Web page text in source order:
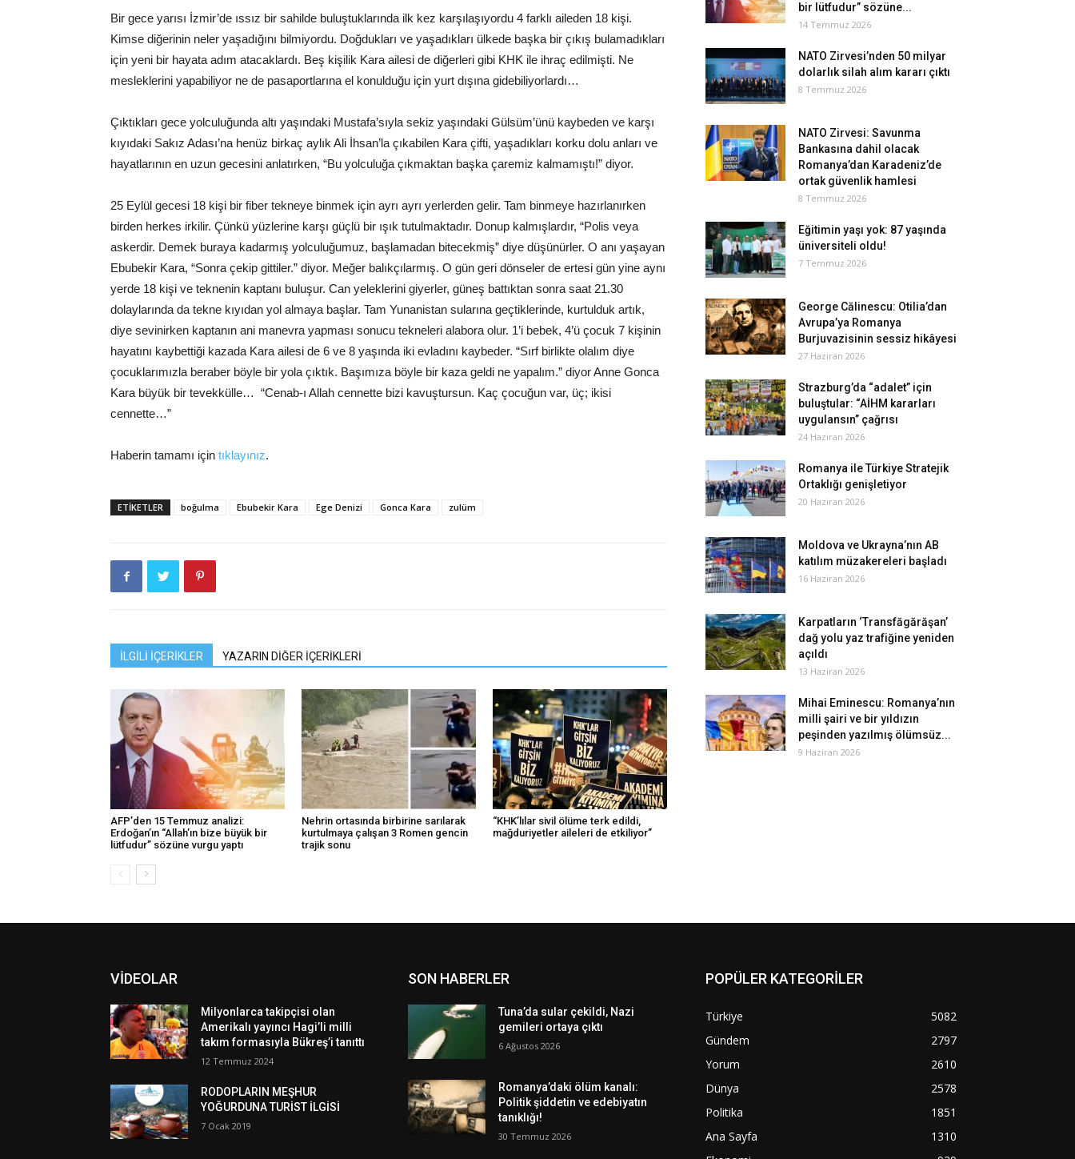
Bir gece yarısı İzmir’de ıssız bir sahilde buluştuklarında ilk kez karşılaşıyordu 4 farklı aileden 18 kişi.
Kimse diğerinin neler yaşadığını bilmiyordu. Doğdukları ve yaşadıkları ülkede başka bir çıkış bulamadıkları
için yeni bir hayata adım atacaklardı. Beş kişilik Kara ailesi de diğerleri gibi KHK ile ihraç edilmişti. Ne
mesleklerini yapabiliyor ne de pasaportlarına el konulduğu için yurt dışına gidebiliyorlardı…
Çıktıkları gece yolculuğunda altı yaşındaki Mustafa’sıyla sekiz yaşındaki Gülsüm’ünü kaybeden ve karşı
kıyıdaki Sakız Adası’na henüz birkaç aylık Ali İhsan’la çıkabilen Kara çifti, yaşadıkları korku dolu anları ve
hayatlarının en uzun gecesini anlatırken, “Bu yolculuğa çıkmaktan başka çaremiz kalmamıştı!” diyor.
25 Eylül gecesi 18 kişi bir fiber tekneye binmek için ayrı ayrı yerlerden gelir. Tam binmeye hazırlanırken
birden herkes irkilir. Çünkü yüzlerine karşı güçlü bir ışık tutulmaktadır. Donup kalmışlardır, “Polis veya
askerdir. Demek buraya kadarmış yolculuğumuz, başlamadan bitecekmiş” diye düşünürler. O anı yaşayan
Ebubekir Kara, “Sonra çekip gittiler.” diyor. Meğer balıkçılarmış. O gün geri dönseler de ertesi gün yine aynı
yerde 18 kişi ve teknenin kaptanı buluşur. Can yeleklerini giyerler, güneş battıktan sonra saat 21.30
dolaylarında da tekne kıyıdan yol almaya başlar. Tam Yunanistan sularına geçtiklerinde, kurtulduk artık,
diye sevinirken kaptanın ani manevra yapması sonucu tekneleri alabora olur. 1’i bebek, 4’ü çocuk 7 kişinin
hayatını kaybettiği kazada Kara ailesi de 6 ve 8 yaşında iki evladını kaybeder. “Sırf birlikte olalım diye
çocuklarımızla beraber böyle bir yola çıktık. Başımıza böyle bir kaza geldi ne yapalım.” diyor Anne Gonca
Kara büyük bir tevekkülle… “Cenab-ı Allah cennette bizi kavuştursun. Kaç çocuğun var, üç; ikisi
cennette…”
Haberin tamamı için tıklayınız.
ETIKETLER boğulma Ebubekir Kara Ege Denizi Gonca Kara zulüm
İLGİLİ İÇERİKLER YAZARIN DİĞER İÇERİKLERİ
AFP’den 15 Temmuz analizi:
Erdoğan’ın “Allah’ın bize büyük bir
lütfudur” sözüne vurgu yaptı
Nehrin ortasında birbirine sarılarak
kurtulmaya çalışan 3 Romen gencin
trajik sonu
“KHK’lılar sivil ölüme terk edildi,
mağduriyetler aileleri de etkiliyor”
bir lütfudur” sözüne...
14 Temmuz 2026
NATO Zirvesi’nden 50 milyar
dolarlık silah alım kararı çıktı
8 Temmuz 2026
NATO Zirvesi: Savunma
Bankasına dahil olacak
Romanya’dan Karadeniz’de
ortak güvenlik hamlesi
8 Temmuz 2026
Eğitimin yaşı yok: 87 yaşında
üniversiteli oldu!
7 Temmuz 2026
George Călinescu: Otilia’dan
Avrupa’ya Romanya
Burjuvazisinin sessiz hikâyesi
27 Haziran 2026
Strazburg’da “adalet” için
buluştular: “AİHM kararları
uygulansın” çağrısı
24 Haziran 2026
Romanya ile Türkiye Stratejik
Ortaklığı genişletiyor
20 Haziran 2026
Moldova ve Ukrayna’nın AB
katılım müzakereleri başladı
16 Haziran 2026
Karpatların ‘Transfăgărăşan’
dağ yolu yaz trafiğine yeniden
açıldı
13 Haziran 2026
Mihai Eminescu: Romanya’nın
milli şairi ve bir yıldızın
peşinden yazılmış ölümsüz...
9 Haziran 2026
VİDEOLAR
Milyonlarca takipçisi olan
Amerikalı yayıncı Hagi’li milli
takım formasıyla Bükreş’i tanıttı
12 Temmuz 2024
RODOPLARIN MEŞHUR
YOĞURDUNA TURİST İLGİSİ
7 Ocak 2019
SON HABERLER
Tuna’da sular çekildi, Nazi
gemileri ortaya çıktı
6 Ağustos 2026
Romanya’daki ölüm kanalı:
Politik şiddetin ve edebiyatın
tanıklığı!
30 Temmuz 2026
POPÜLER KATEGORİLER
Türkiye
5082
Gündem
2797
Yorum
2610
Dünya
2578
Politika
1851
Ana Sayfa
1310